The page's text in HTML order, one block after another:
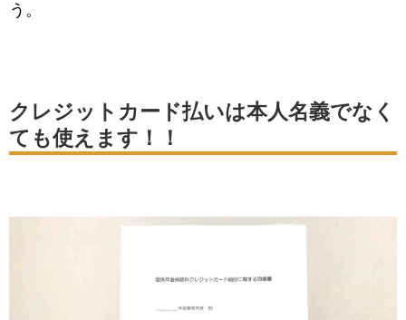
う。
クレジットカード払いは本人名義でなく
ても使えます！！